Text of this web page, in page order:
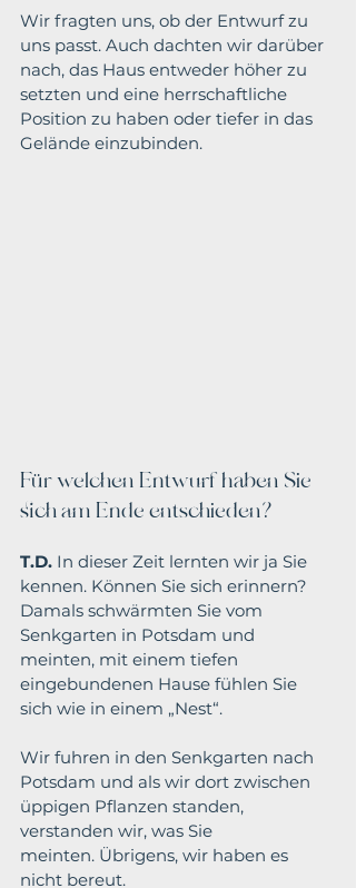
Wir fragten uns, ob der Entwurf zu
uns passt. Auch dachten wir darüber
nach, das Haus entweder höher zu
setzten und eine herrschaftliche
Position zu haben oder tiefer in das
Gelände einzubinden.
Für welchen Entwurf haben Sie
sich am Ende entschieden?
T.D. In dieser Zeit lernten wir ja Sie
kennen. Können Sie sich erinnern?
Damals schwärmten Sie vom
Senkgarten in Potsdam und
meinten, mit einem tiefen
eingebundenen Hause fühlen Sie
sich wie in einem „Nest“.
Wir fuhren in den Senkgarten nach
Potsdam und als wir dort zwischen
üppigen Pflanzen standen,
verstanden wir, was Sie
meinten. Übrigens, wir haben es
nicht bereut.